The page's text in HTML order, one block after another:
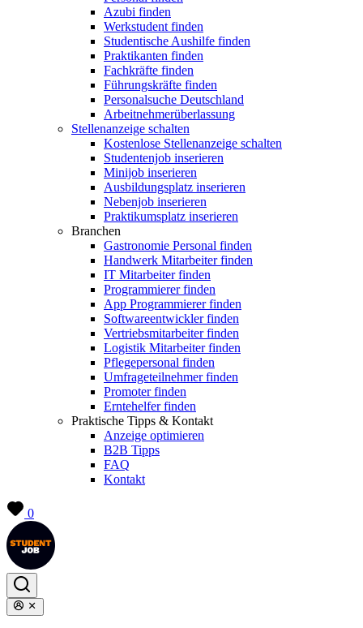
Azubi finden
Werkstudent finden
Studentische Aushilfe finden
Praktikanten finden
Fachkräfte finden
Führungskräfte finden
Personalsuche Deutschland
Arbeitnehmerüberlassung
Stellenanzeige schalten
Kostenlose Stellenanzeige schalten
Studentenjob inserieren
Minijob inserieren
Ausbildungsplatz inserieren
Nebenjob inserieren
Praktikumsplatz inserieren
Branchen
Gastronomie Personal finden
Handwerk Mitarbeiter finden
IT Mitarbeiter finden
Programmierer finden
App Programmierer finden
Softwareentwickler finden
Vertriebsmitarbeiter finden
Logistik Mitarbeiter finden
Pflegepersonal finden
Umfrageteilnehmer finden
Promoter finden
Erntehelfer finden
Praktische Tipps & Kontakt
Anzeige optimieren
B2B Tipps
FAQ
Kontakt
0